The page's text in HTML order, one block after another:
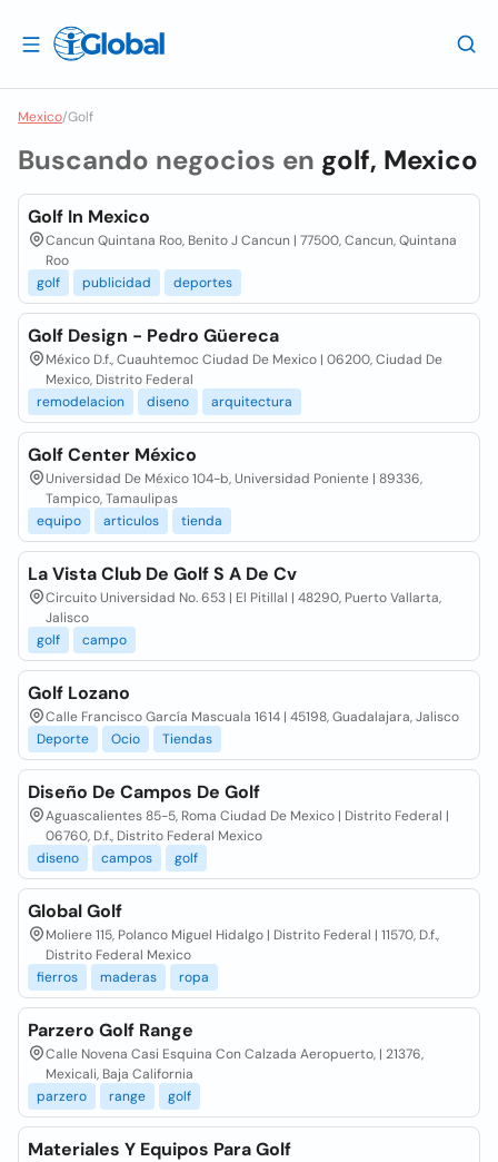
Mexico/Golf
Buscando negocios en golf, Mexico
Golf In Mexico
Cancun Quintana Roo, Benito J Cancun | 77500, Cancun, Quintana
Roo
golf
publicidad deportes
Golf Design - Pedro Güereca
México D.f., Cuauhtemoc Ciudad De Mexico | 06200, Ciudad De
Mexico, Distrito Federal
remodelacion
diseno arquitectura
Golf Center México
Universidad De México 104-b, Universidad Poniente | 89336,
Tampico, Tamaulipas
equipo
articulos tienda
La Vista Club De Golf S A De Cv
Circuito Universidad No. 653 | El Pitillal | 48290, Puerto Vallarta,
Jalisco
golf
campo
Golf Lozano
Calle Francisco García Mascuala 1614 | 45198, Guadalajara, Jalisco
Deporte
Ocio Tiendas
Diseño De Campos De Golf
Aguascalientes 85-5, Roma Ciudad De Mexico | Distrito Federal |
06760, D.f., Distrito Federal Mexico
diseno
campos golf
Global Golf
Moliere 115, Polanco Miguel Hidalgo | Distrito Federal | 11570, D.f.,
Distrito Federal Mexico
fierros
maderas ropa
Parzero Golf Range
Calle Novena Casi Esquina Con Calzada Aeropuerto, | 21376,
Mexicali, Baja California
parzero
range golf
Materiales Y Equipos Para Golf